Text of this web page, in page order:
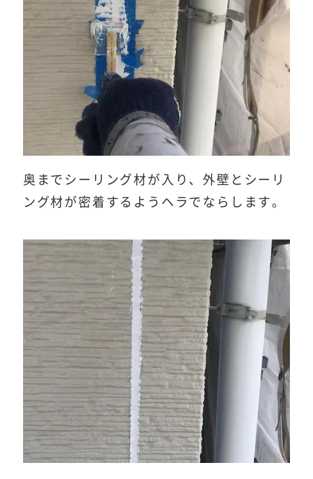
奥までシーリング材が入り、外壁とシーリ
ング材が密着するようヘラでならします。